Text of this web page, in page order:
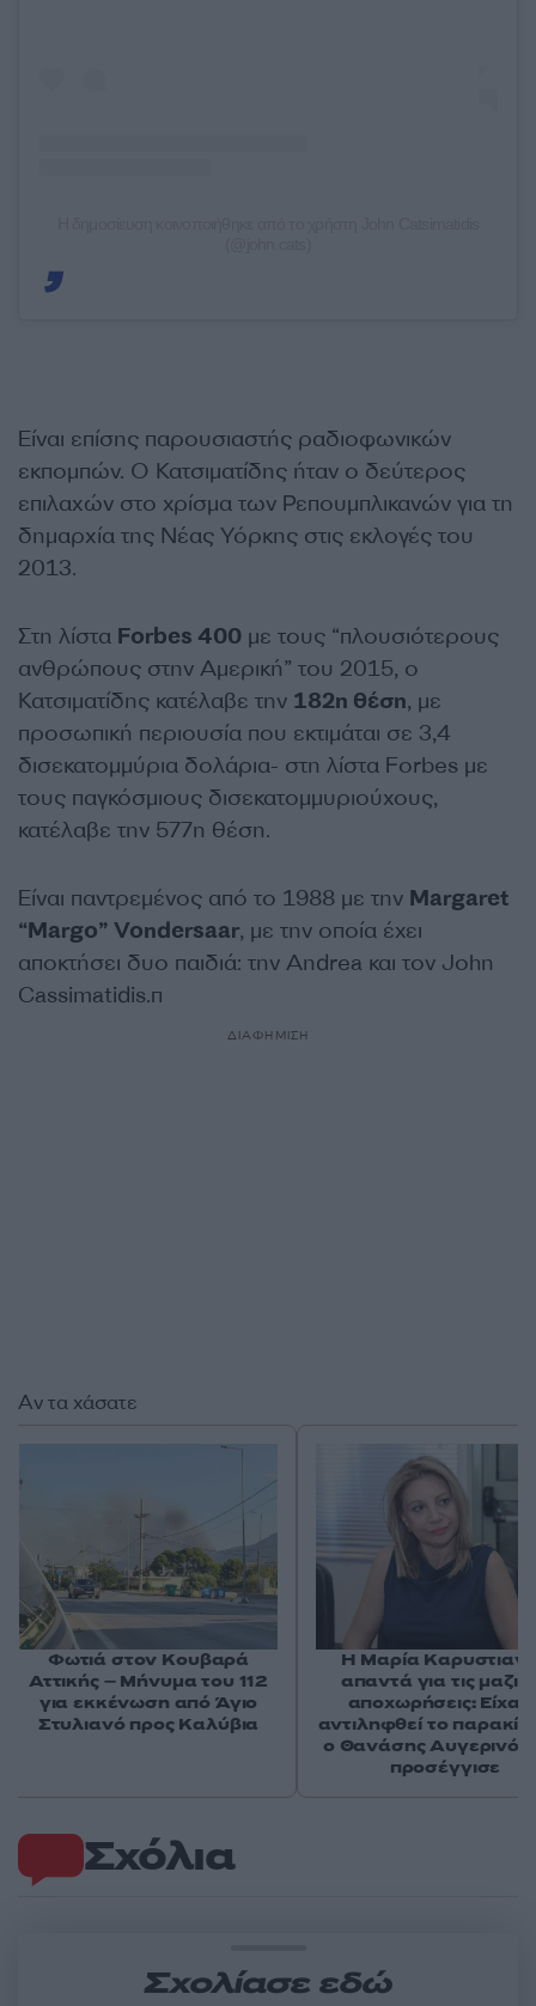
Είναι επίσης παρουσιαστής ραδιοφωνικών
εκπομπών. Ο Κατσιματίδης ήταν ο δεύτερος
επιλαχών στο χρίσμα των Ρεπουμπλικανών για τη
δημαρχία της Νέας Υόρκης στις εκλογές του
2013.
Στη λίστα Forbes 400 με τους “πλουσιότερους
ανθρώπους στην Αμερική” του 2015, ο
Κατσιματίδης κατέλαβε την 182η θέση, με
προσωπική περιουσία που εκτιμάται σε 3,4
δισεκατομμύρια δολάρια- στη λίστα Forbes με
τους παγκόσμιους δισεκατομμυριούχους,
κατέλαβε την 577η θέση.
Είναι παντρεμένος από το 1988 με την Margaret
“Margo” Vondersaar, με την οποία έχει
αποκτήσει δυο παιδιά: την Andrea και τον John
Cassimatidis.π
ΔΙΑΦΗΜΙΣΗ
Σχόλια
Σχολίασε εδώ
Αν τα χάσατε
Φωτιά στον Κουβαρά
Αττικής – Μήνυμα του 112
για εκκένωση από Άγιο
Στυλιανό προς Καλύβια
Η Μαρία
απαντά για τις
αποχωρήσεις:
αντιληφθεί το
ο Θανάσης Αυγερινός
προσέγγισε